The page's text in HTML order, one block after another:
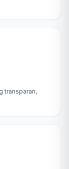
transparan,